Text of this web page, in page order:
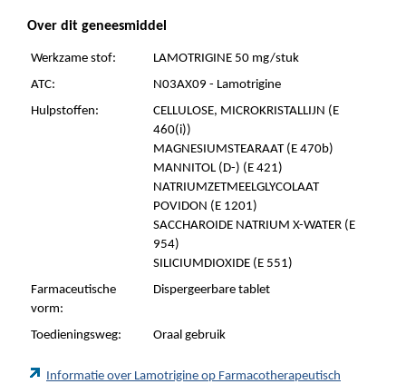
Over dit geneesmiddel
Werkzame stof:
LAMOTRIGINE 50 mg/stuk
ATC:
N03AX09 - Lamotrigine
Hulpstoffen:
CELLULOSE, MICROKRISTALLIJN (E
460(i))
MAGNESIUMSTEARAAT (E 470b)
MANNITOL (D-) (E 421)
NATRIUMZETMEELGLYCOLAAT
POVIDON (E 1201)
SACCHAROIDE NATRIUM X-WATER (E
954)
SILICIUMDIOXIDE (E 551)
Farmaceutische
vorm:
Dispergeerbare tablet
Toedieningsweg: Oraal gebruik
Informatie over Lamotrigine op Farmacotherapeutisch